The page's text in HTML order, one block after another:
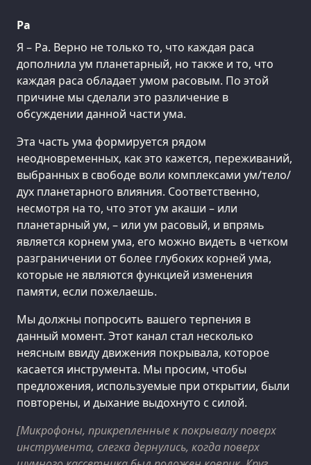
Ра
Я – Ра. Верно не только то, что каждая раса
дополнила ум планетарный, но также и то, что
каждая раса обладает умом расовым. По этой
причине мы сделали это различение в
обсуждении данной части ума.
Эта часть ума формируется рядом
неодновременных, как это кажется, переживаний,
выбранных в свободе воли комплексами ум/тело/
дух планетарного влияния. Соответственно,
несмотря на то, что этот ум акаши – или
планетарный ум, – или ум расовый, и впрямь
является корнем ума, его можно видеть в четком
разграничении от более глубоких корней ума,
которые не являются функцией изменения
памяти, если пожелаешь.
Мы должны попросить вашего терпения в
данный момент. Этот канал стал несколько
неясным ввиду движения покрывала, которое
касается инструмента. Мы просим, чтобы
предложения, используемые при открытии, были
повторены, и дыхание выдохнуто с силой.
[Микрофоны, прикрепленные к покрывалу поверх
инструмента, слегка дернулись, когда поверх